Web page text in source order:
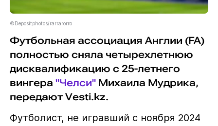
©Depositphotos/rarrarorro
Футбольная ассоциация Англии (FA)
полностью сняла четырехлетнюю
дисквалификацию с 25-летнего
вингера "Челси"Михаила Мудрика,
передают Vesti.kz.
Футболист, не игравший с ноября 2024